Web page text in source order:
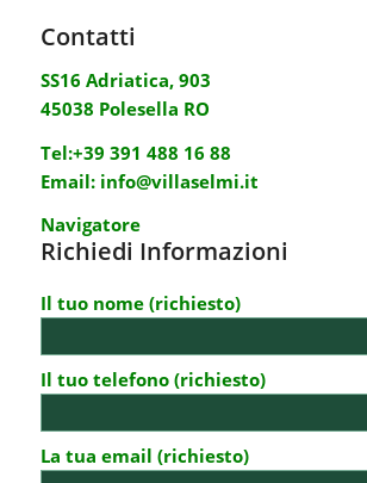
Contatti
SS16 Adriatica, 903
45038 Polesella RO
Tel:+39 391 488 16 88
Email: info@villaselmi.it
Navigatore
Richiedi Informazioni
Il tuo nome (richiesto)
Il tuo telefono (richiesto)
La tua email (richiesto)